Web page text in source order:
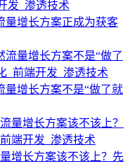
量增长方案正成为获客
量增长方案不是“做了就
增长方案该不该上？先